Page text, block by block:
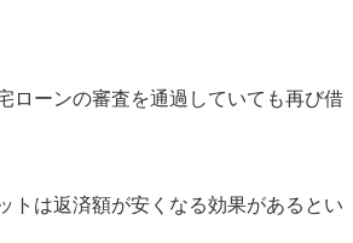
ローンの審査を通過していても再び借
トは返済額が安くなる効果があるとい